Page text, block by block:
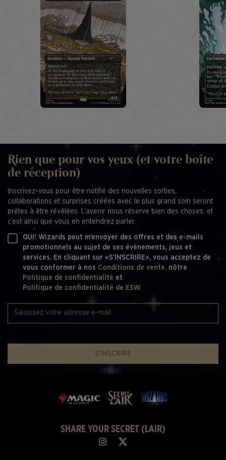
Rien que pour vos yeux (et votre boîte
de réception)
Inscrivez-vous pour être notifié des nouvelles sorties,
collaborations et surprises créées avec le plus grand soin seront
prêtes à être révélées. L’avenir nous réserve bien des choses, et
c’est ainsi que vous en entendrez parler.
OUI! Wizards peut m’envoyer des offres et des e-mails
promotionnels au sujet de ses événements, jeux et
services. En cliquant sur «S’INSCRIRE», vous acceptez de
vous conformer à nos Conditions de vente, nôtre
Politique de confidentialité et
Politique de confidentialité de ESW.
S’INSCRIRE
SHARE YOUR SECRET (LAIR)